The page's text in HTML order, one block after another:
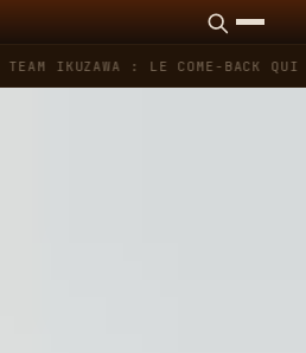
IKUZAWA : LE COME-BACK QUI